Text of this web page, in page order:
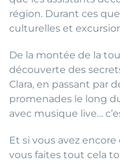
région. Durant ces
culturelles et
De la montée de la
découverte des
Clara, en passant par
promenades le long
avec musique live…
Et si vous avez
vous faites tout cela